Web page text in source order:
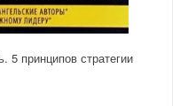
принципов стратегии